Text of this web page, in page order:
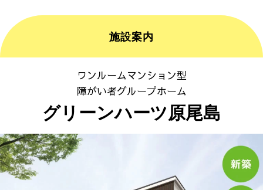
施設案内
ワンルームマンション型
障がい者グループホーム
グリーンハーツ原尾島